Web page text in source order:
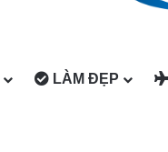
LÀM ĐẸP